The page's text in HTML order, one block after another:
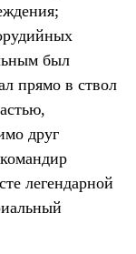
был
прямо в ствол
друг
легендарной